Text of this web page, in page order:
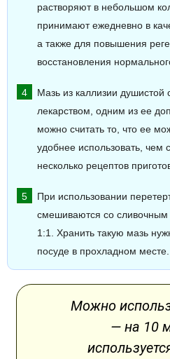
растворяют в небольшом
принимают ежедневно в
а также для повышения
восстановления
Мазь из каллизии душистой
лекарством, одним из ее
можно считать то, что ее
удобнее использовать, чем
несколько рецептов
При использовании
смешиваются со
1:1. Хранить такую мазь
посуде в прохладном месте.
Можно
— на 10